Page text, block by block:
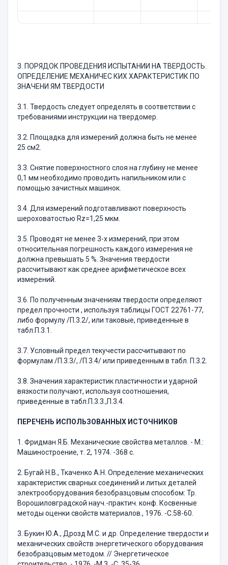
3. ПОРЯДОК ПРОВЕДЕНИЯ ИСПЫТАНИИ НА ТВЕРДОСТЬ.
ОПРЕДЕЛЕНИЕ МЕХАНИЧЕС КИХ ХАРАКТЕРИСТИК ПО
ЗНАЧЕНИ ЯМ ТВЕРДОСТИ
3.1. Твердость следует определять в соответствии с
требованиями инструкции на твердомер.
3.2. Площадка для измерений должна быть не менее
25 см2.
3.3. Снятие поверхностного слоя на глубину не менее
0,1 мм необходимо проводить напильником или с
помощью зачистных машинок.
3.4. Для измерений подготавливают поверхность
шероховатостью Rz=1,25 мкм.
3.5. Проводят не менее 3-х измерений, при этом
относительная погрешность каждого измерения не
должна превышать 5 %. Значения твердости
рассчитывают как среднее арифметическое всех
измерений.
3.6. По полученным значениям твердости определяют
предел прочности , используя таблицы ГОСТ 22761-77,
либо формулу /П.3.2/, или таковые, приведенные в
табл.П.3.1.
3.7. Условный предел текучести рассчитывают по
формулам /П.3.3/, /П.3.4/ или приведенным в табл. П.3.2.
3.8. Значения характеристик пластичности и ударной
вязкости получают, используя соотношения,
приведенные в табл.П.3.3.,П.3.4.
ПЕРЕЧЕНЬ ИСПОЛЬЗОВАННЫХ ИСТОЧНИКОВ
1. Фридман Я.Б. Механические свойства металлов. - М.:
Машиностроение, т. 2, 1974. -368 с.
2. Бугай Н.В., Ткаченко А.Н. Определение механических
характеристик сварных соединений и литых деталей
электрооборудования безобразцовым способом: Тр.
Ворошиловградской науч.-практич. конф. Косвенные
методы оценки свойств материалов., 1976. -С.58-60.
3. Букин Ю.А., Дрозд М.С. и др. Определение твердости и
механических свойств энергетического оборудования
безобразцовым методом. // Энергетическое